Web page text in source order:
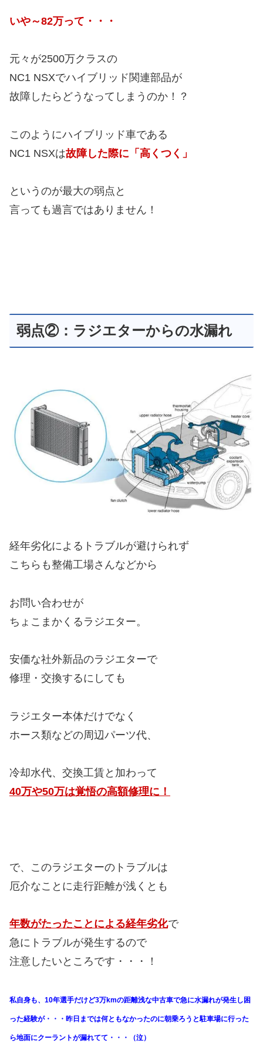
いや～82万って・・・
元々が2500万クラスの
NC1 NSXでハイブリッド関連部品が
故障したらどうなってしまうのか！？
このようにハイブリッド車である
NC1 NSXは故障した際に「高くつく」
というのが最大の弱点と
言っても過言ではありません！
弱点②：ラジエターからの水漏れ
経年劣化によるトラブルが避けられず
こちらも整備工場さんなどから
お問い合わせが
ちょこまかくるラジエター。
安価な社外新品のラジエターで
修理・交換するにしても
ラジエター本体だけでなく
ホース類などの周辺パーツ代、
冷却水代、交換工賃と加わって
40万や50万は覚悟の高額修理に！
で、このラジエターのトラブルは
厄介なことに走行距離が浅くとも
年数がたったことによる経年劣化で
急にトラブルが発生するので
注意したいところです・・・！
私自身も、10年選手だけど3万kmの距離浅な中古車で急に水漏れが発生し困
った経験が・・・昨日までは何ともなかったのに朝乗ろうと駐車場に行った
ら地面にクーラントが漏れてて・・・（泣）